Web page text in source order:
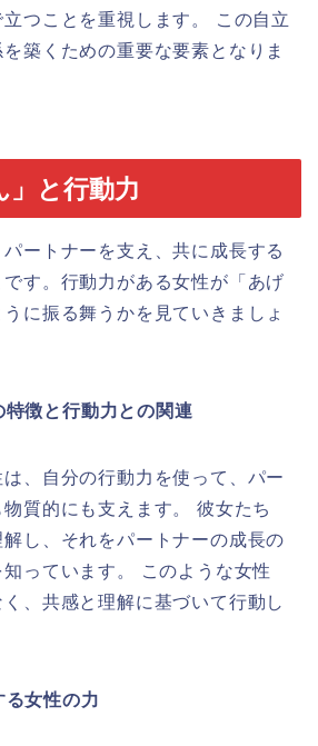
つことを重視します。 この自立
築くための重要な要素となりま
」と行動力
パートナーを支え、共に成長する
す。行動力がある女性が「あげ
に振る舞うかを見ていきましょ
徴と行動力との関連
は、自分の行動力を使って、パー
物質的にも支えます。 彼女たち
し、それをパートナーの成長の
っています。 このような女性
、共感と理解に基づいて行動し
女性の力